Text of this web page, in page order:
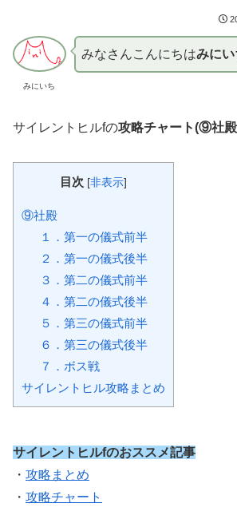
みにいち
みなさんこんにちはみにい
サイレントヒルfの攻略チャート(⑨社
目次 [非表示]
⑨社殿
１．第一の儀式前半
２．第一の儀式後半
３．第二の儀式前半
４．第二の儀式後半
５．第三の儀式前半
６．第三の儀式後半
７．ボス戦
サイレントヒル攻略まとめ
サイレントヒルfのおススメ記事
・ 攻略まとめ
・ 攻略チャート